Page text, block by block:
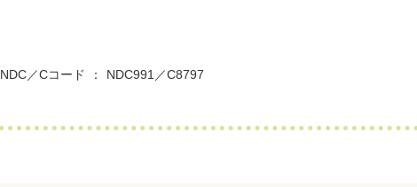
NDC／Cコード NDC991／C8797